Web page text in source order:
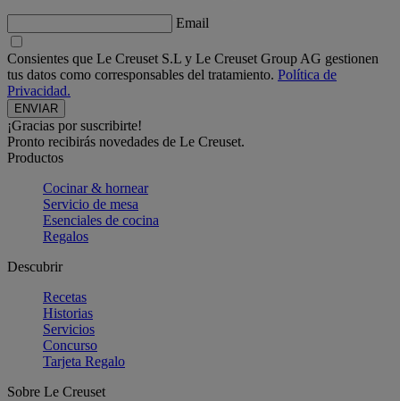
Email
Consientes que Le Creuset S.L y Le Creuset Group AG gestionen
tus datos como corresponsables del tratamiento. Política de
Privacidad.
¡Gracias por suscribirte!
Pronto recibirás novedades de Le Creuset.
Productos
Cocinar & hornear
Servicio de mesa
Esenciales de cocina
Regalos
Descubrir
Recetas
Historias
Servicios
Concurso
Tarjeta Regalo
Sobre Le Creuset